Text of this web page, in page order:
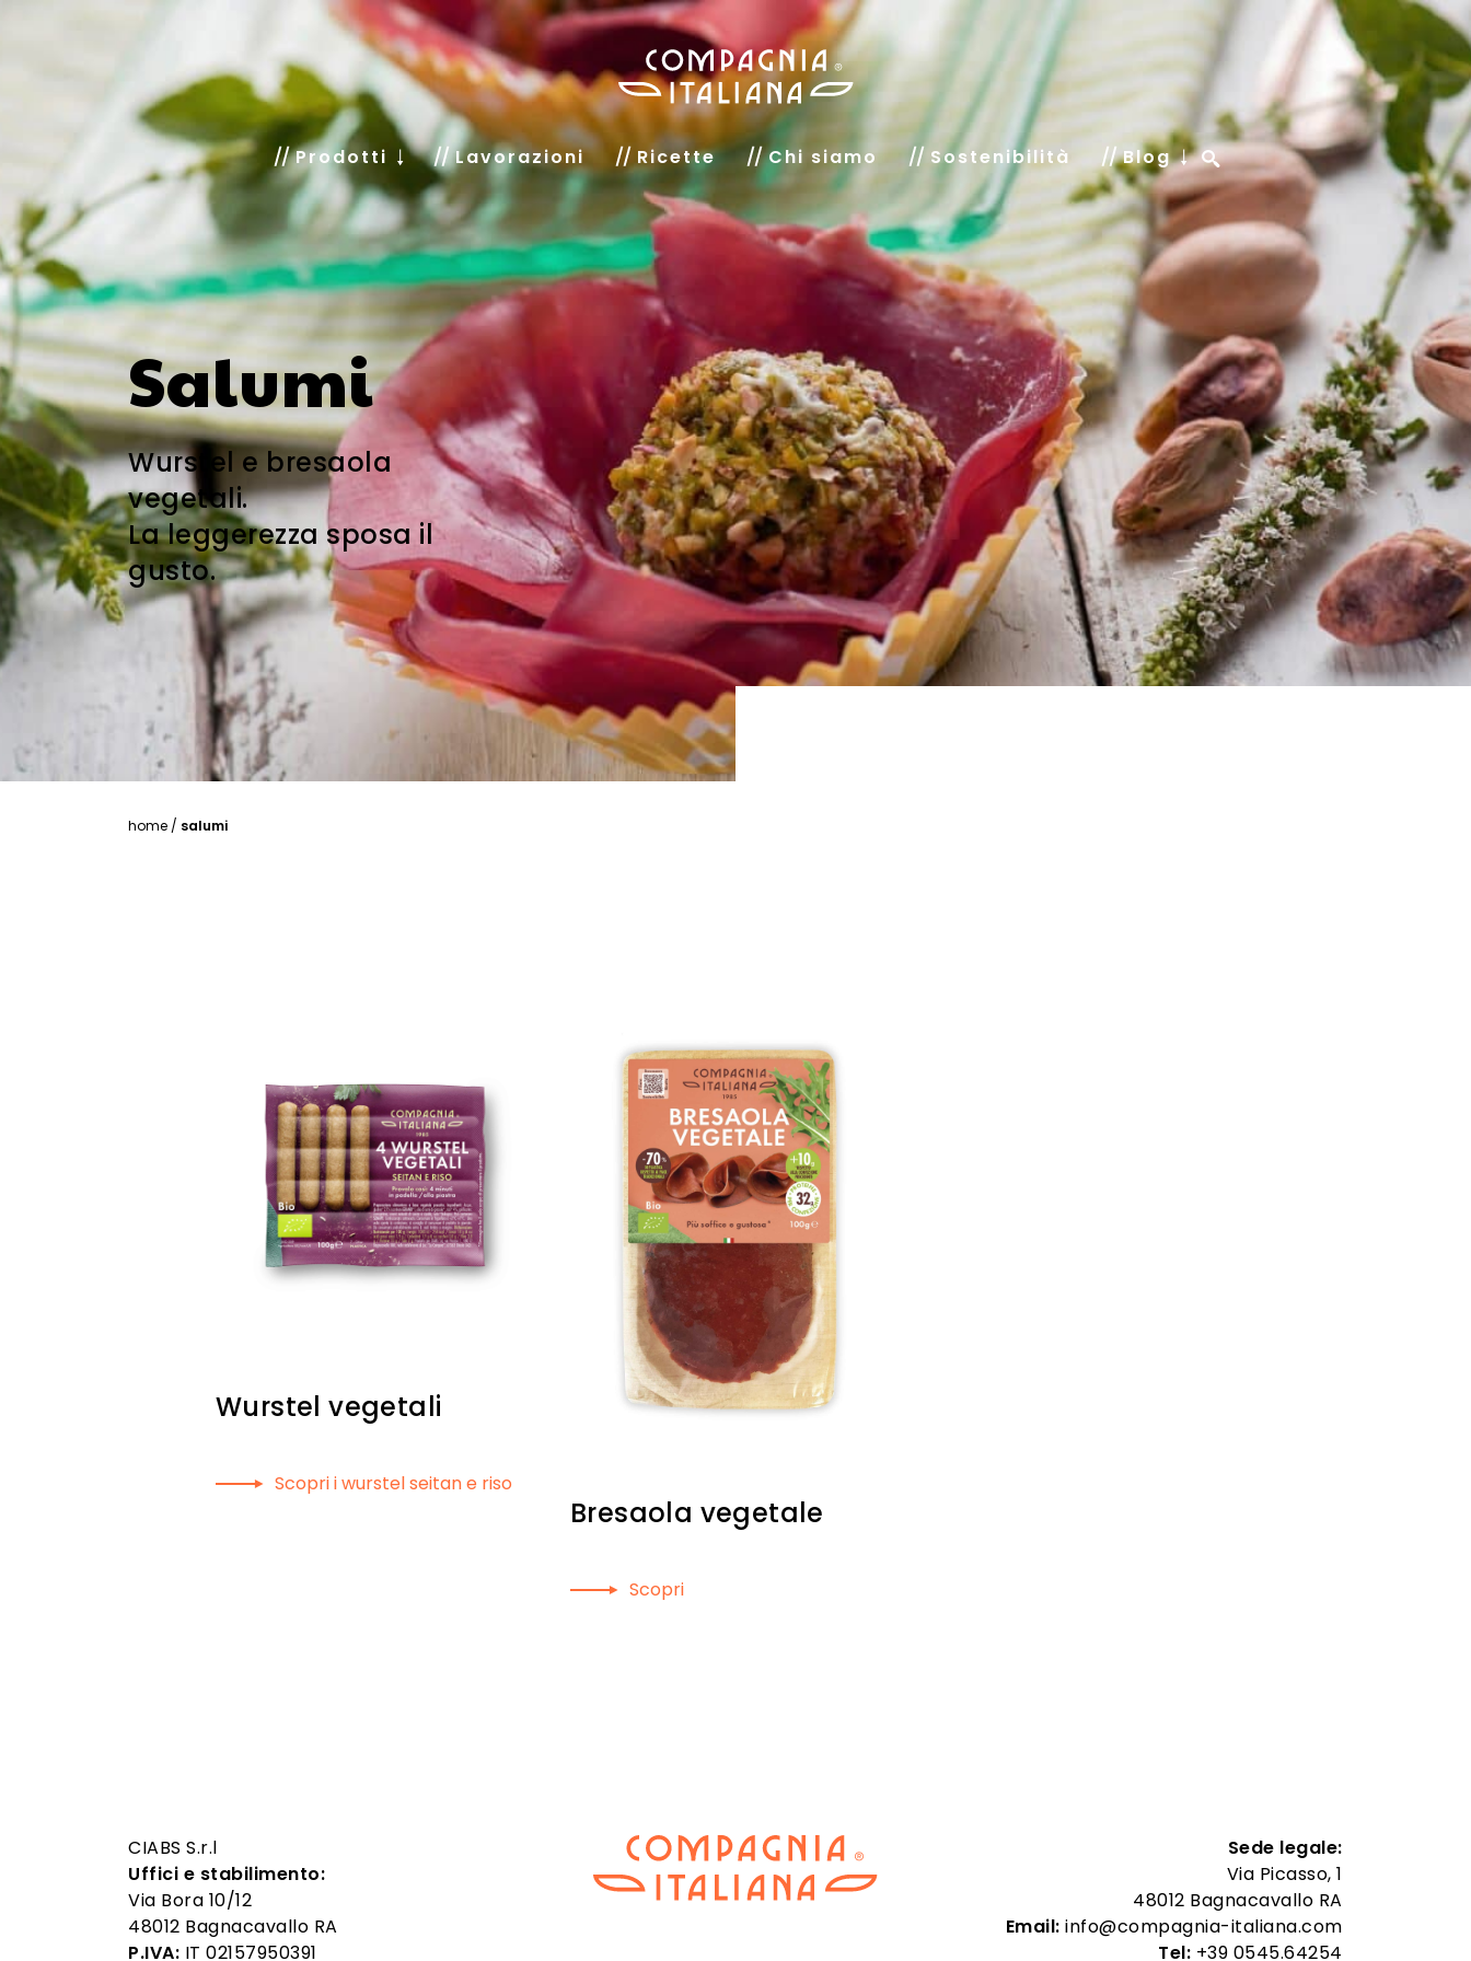
Prodotti Lavorazioni Ricette Chi siamo Sostenibilità Blog
Salumi
Wurstel e bresaola
vegetali.
La leggerezza sposa il
gusto.
home / salumi
Wurstel vegetali
Scopri i wurstel seitan e riso
Bresaola vegetale
Scopri
CIABS S.r.l
Uffici e stabilimento:
Via Bora 10/12
48012 Bagnacavallo RA
P.IVA: IT 02157950391
Sede legale:
Via Picasso, 1
48012 Bagnacavallo RA
Email: info@compagnia-italiana.com
Tel: +39 0545.64254